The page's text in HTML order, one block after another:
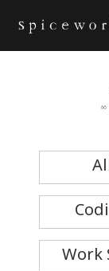
Work